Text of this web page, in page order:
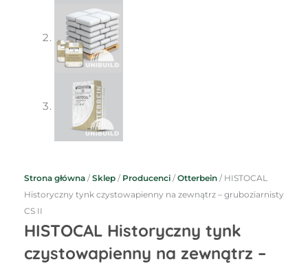
Strona główna /Sklep / Producenci /Otterbein / HISTOCAL
Historyczny tynk czystowapienny na zewnątrz – gruboziarnisty
CS II
HISTOCAL Historyczny tynk
czystowapienny na zewnątrz –